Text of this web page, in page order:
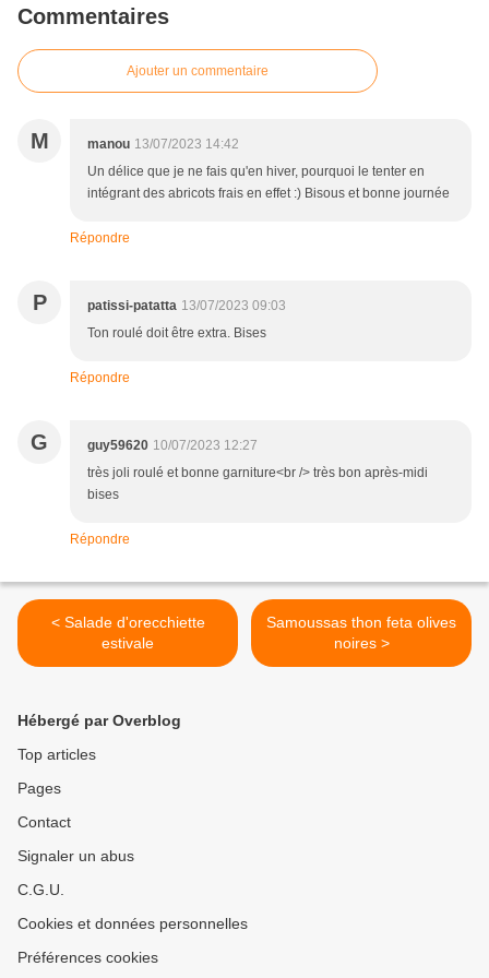
Commentaires
Ajouter un commentaire
M manou 13/07/2023 14:42
Un délice que je ne fais qu'en hiver, pourquoi le tenter en
intégrant des abricots frais en effet :) Bisous et bonne journée
Répondre
P patissi-patatta 13/07/2023 09:03
Ton roulé doit être extra. Bises
Répondre
G guy59620 10/07/2023 12:27
très joli roulé et bonne garniture<br /> très bon après-midi
bises
Répondre
< Salade d'orecchiette
estivale
Samoussas thon feta olives
noires >
Hébergé par Overblog
Top articles
Pages
Contact
Signaler un abus
C.G.U.
Cookies et données personnelles
Préférences cookies